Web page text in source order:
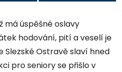
má úspěšné oslavy
hodování, pití a veselí je
Slezské Ostravě slaví hned
pro seniory se přišlo v